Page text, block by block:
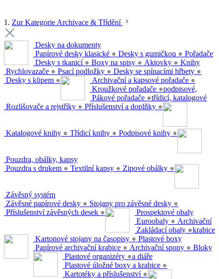
1. Zur Kategorie Archivace & Třídění
Desky na dokumenty
Papírové desky klasické ● Desky s gumičkou ●
Desky s tkanicí ● Boxy na spisy ● Aktovky ●
Rychlovazače ● Psací podložky ● Desky se spínacími hřbety ●
Desky s klipem ●
Pořadače
Archivační a kapsové pořadače ●
Kroužkové pořadače ●
Pákové pořadače ●
Rozlišovače a rejstříky ● Příslušenství a doplňky ●
Knihy
podpisové,
třídicí, katalogové
Katalogové knihy ● Třídicí knihy ● Podpisové knihy ●
Pouzdra, obálky, kapsy
Pouzdra s drukem ● Textilní kapsy ● Zipové obálky ●
Závěsný systém
Závěsné papírové desky ● Stojany pro závěsné desky ●
Příslušenství závěsných desek ●
Prospektové obaly
Euroobaly ●
Zakládací obaly ●
Archivační
krabice
Kartonové stojany na časopisy ●
Papírové archivační krabice ● Archivační spony ●
Plastové boxy
Plastové organizéry ●
Plastové úložné boxy a krabice ●
Kartotéky a příslušenství ●
Bloky
a diáře